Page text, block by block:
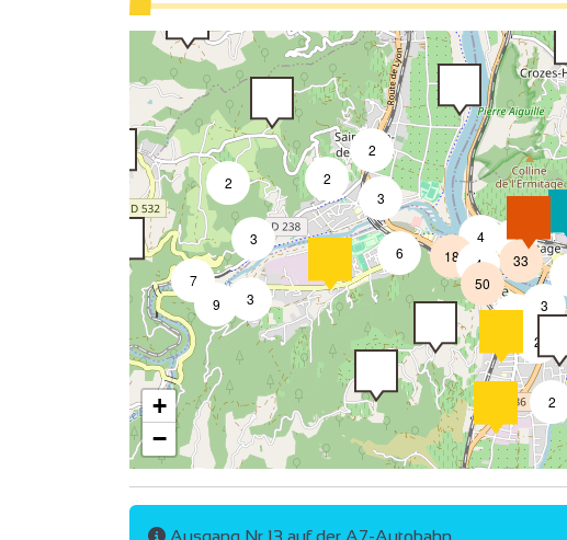
2
2
2
2
7
2
3
3
9
2
3
6
4
4
18
7
2
3
50
33
+
−
Ausgang Nr 13 auf der A7-Autobahn